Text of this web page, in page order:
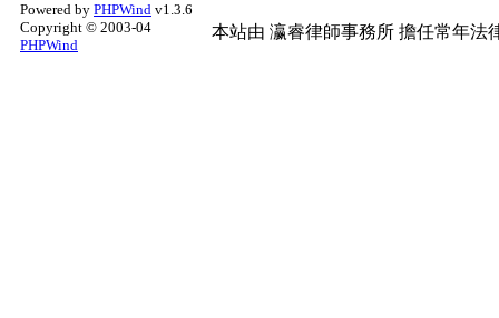
Powered by PHPWind v1.3.6
Copyright © 2003-04
PHPWind
本站由 瀛睿律師事務所 擔任常年法